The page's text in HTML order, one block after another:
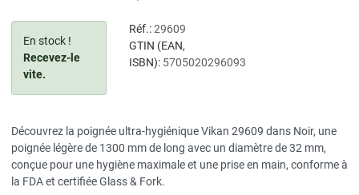
En stock !
Recevez-le
vite.
Réf.: 29609
GTIN (EAN,
ISBN): 5705020296093
Découvrez la poignée ultra-hygiénique Vikan 29609 dans Noir, une
poignée légère de 1300 mm de long avec un diamètre de 32 mm,
conçue pour une hygiène maximale et une prise en main, conforme à
la FDA et certifiée Glass & Fork.